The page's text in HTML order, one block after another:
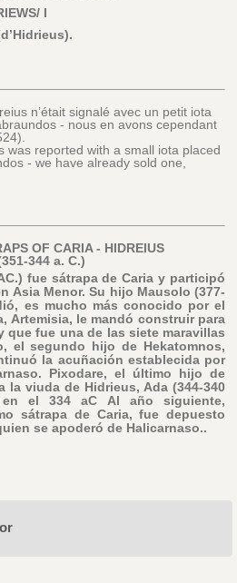
I
n’était signalé avec un petit iota
- nous en avons cependant
was reported with a small iota placed
- we have already sold one,
OF CARIA - HIDREIUS
344 a. C.)
fue sátrapa de Caria y participó
Asia Menor. Su hijo Mausolo (377-
es mucho más conocido por el
Artemisia, le mandó construir para
que fue una de las siete maravillas
el segundo hijo de Hekatomnos,
la acuñación establecida por
Pixodare, el último hijo de
la viuda de Hidrieus, Ada (344-340
en el 334 aC Al año siguiente,
sátrapa de Caria, fue depuesto
se apoderó de Halicarnaso..